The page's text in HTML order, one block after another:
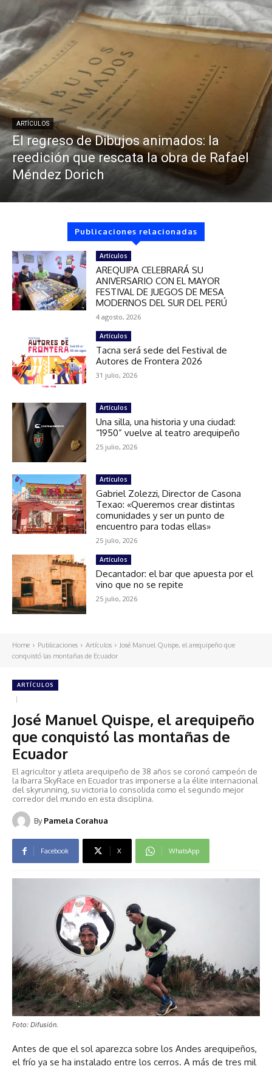
ARTÍCULOS
El regreso de Dibujos animados: la
reedición que rescata la obra de Rafael
Méndez Dorich
Publicaciones relacionadas
Artículos
AREQUIPA CELEBRARÁ SU
ANIVERSARIO CON EL MAYOR
FESTIVAL DE JUEGOS DE MESA
MODERNOS DEL SUR DEL PERÚ
4 agosto, 2026
Artículos
Tacna será sede del Festival de
Autores de Frontera 2026
31 julio, 2026
Artículos
Una silla, una historia y una ciudad:
“1950” vuelve al teatro arequipeño
25 julio, 2026
Artículos
Gabriel Zolezzi, Director de Casona
Texao: «Queremos crear distintas
comunidades y ser un punto de
encuentro para todas ellas»
25 julio, 2026
Artículos
Decantador: el bar que apuesta por el
vino que no se repite
25 julio, 2026